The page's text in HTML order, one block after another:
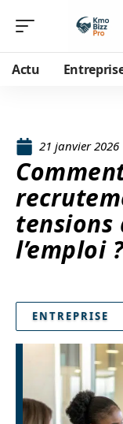
Actu
21 janvier 2026
tensions
l’emploi ?
ENTREPRISE